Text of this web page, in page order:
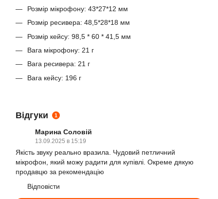
Розмір мікрофону: 43*27*12 мм
Розмір ресивера: 48,5*28*18 мм
Розмір кейсу: 98,5 * 60 * 41,5 мм
Вага мікрофону: 21 г
Вага ресивера: 21 г
Вага кейсу: 196 г
Відгуки 1
Марина Соловій
13.09.2025 в 15:19
Якість звуку реально вразила. Чудовий петличний
мікрофон, який можу радити для купівлі. Окреме дякую
продавцю за рекомендацію
Відповісти